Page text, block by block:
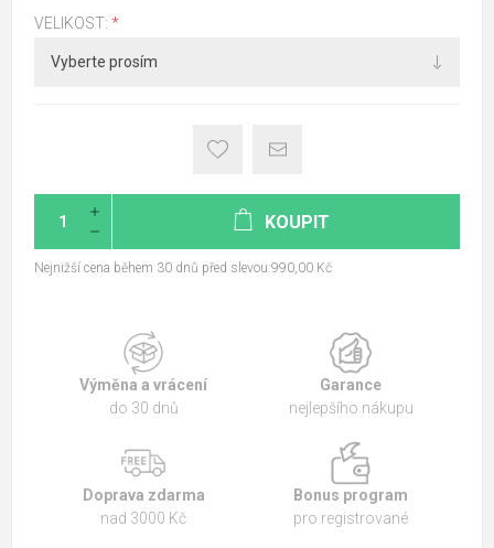
VELIKOST: *
KOUPIT
Nejnižší cena během 30 dnů před slevou:990,00 Kč
Výměna a vrácení
do 30 dnů
Garance
nejlepšího nákupu
Doprava zdarma
nad 3000 Kč
Bonus program
pro registrované